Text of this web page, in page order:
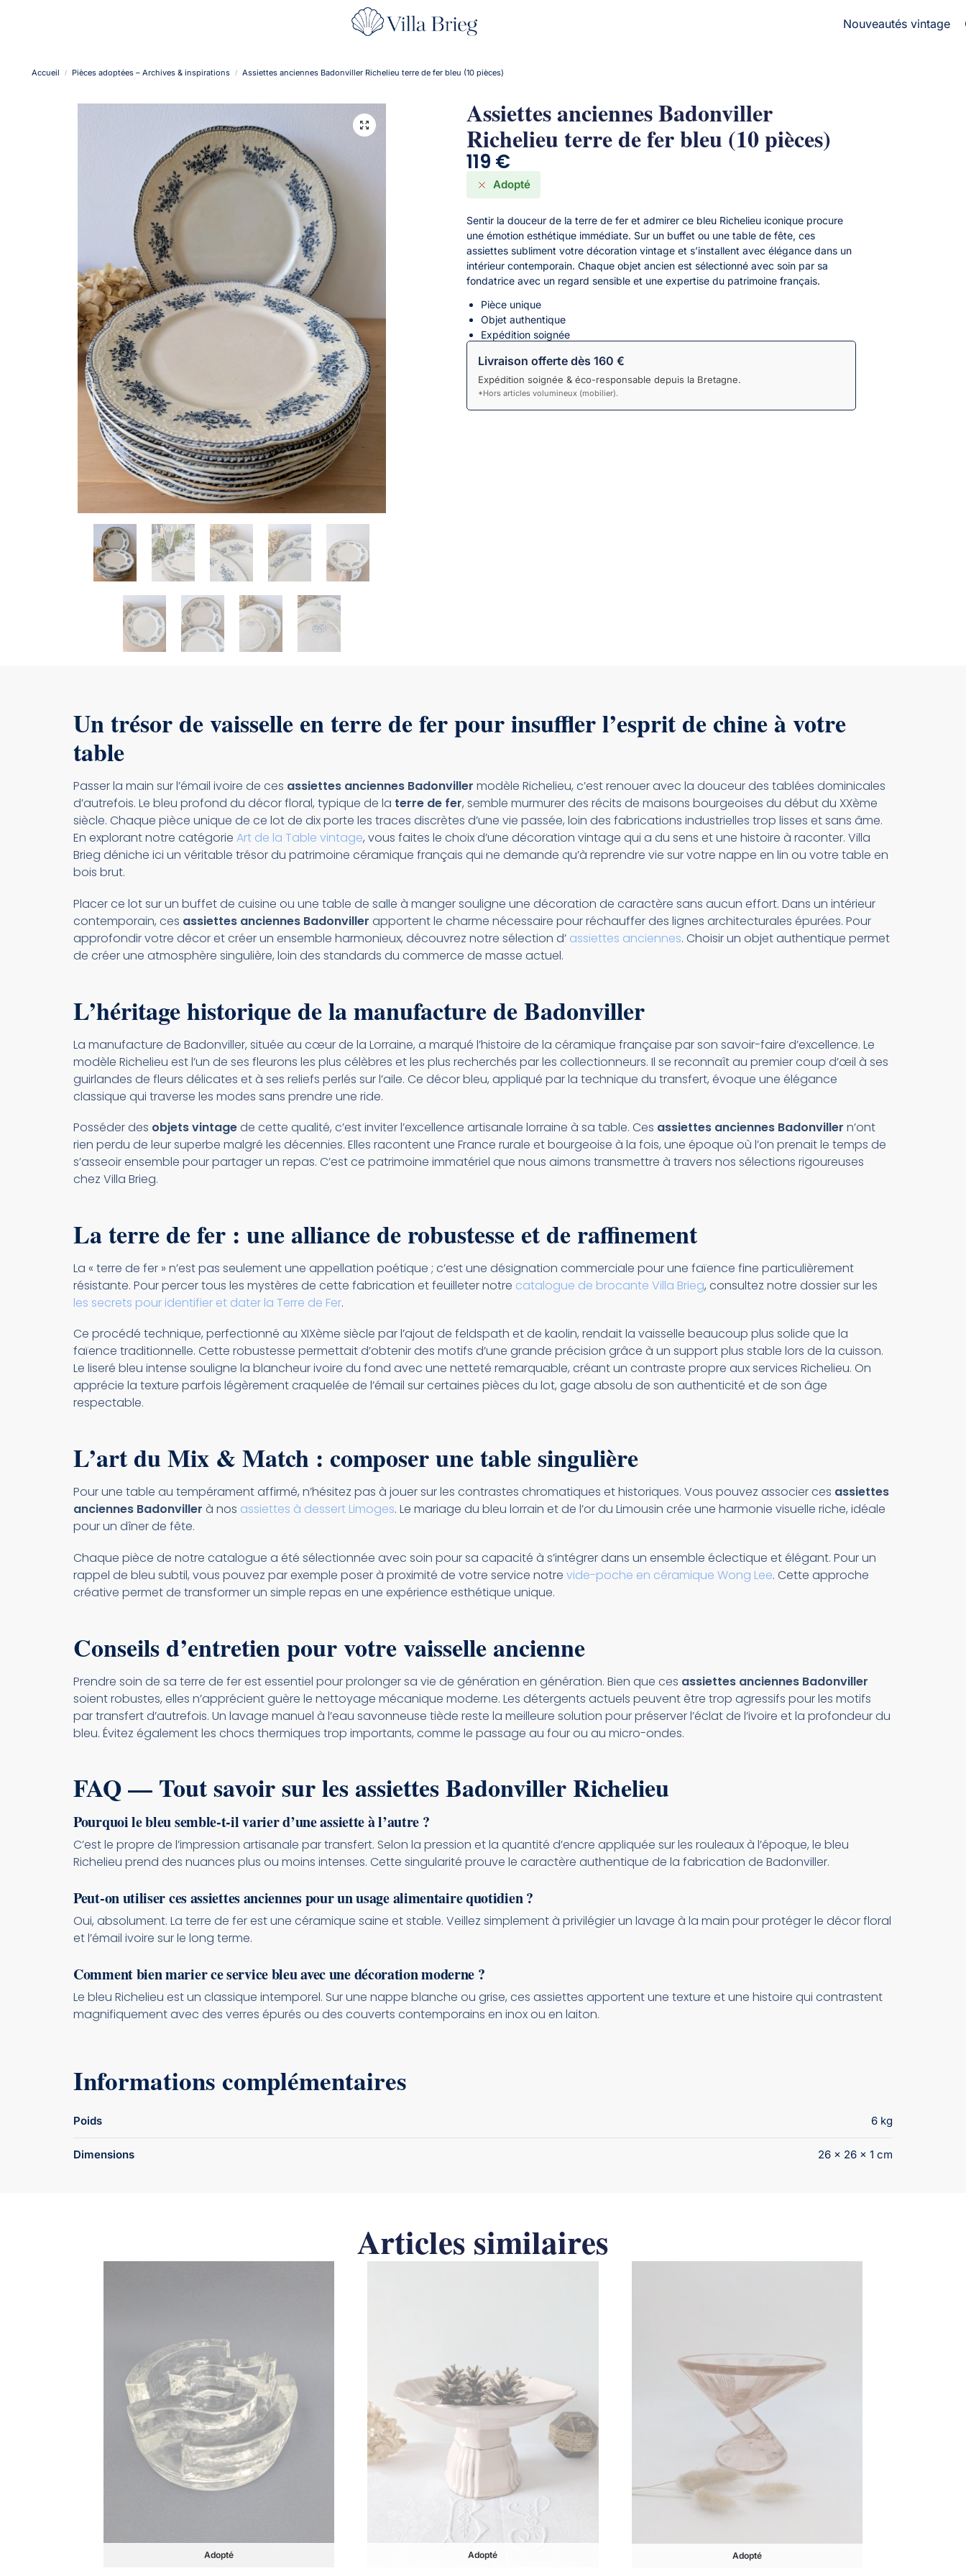
Nouveautés vintage
Accueil / Pièces adoptées – Archives & inspirations / Assiettes anciennes Badonviller Richelieu terre de fer bleu (10 pièces)
Assiettes anciennes Badonviller
Richelieu terre de fer bleu (10 pièces)
119 €
Adopté
Sentir la douceur de la terre de fer et admirer ce bleu Richelieu iconique procure
une émotion esthétique immédiate. Sur un buffet ou une table de fête, ces
assiettes subliment votre décoration vintage et s’installent avec élégance dans un
intérieur contemporain. Chaque objet ancien est sélectionné avec soin par sa
fondatrice avec un regard sensible et une expertise du patrimoine français.
Pièce unique
Objet authentique
Expédition soignée
Livraison offerte dès 160 €
Expédition soignée & éco-responsable depuis la Bretagne.
*Hors articles volumineux (mobilier).
Un trésor de vaisselle en terre de fer pour insuffler l’esprit de chine à votre
table
Passer la main sur l’émail ivoire de ces assiettes anciennes Badonviller modèle Richelieu, c’est renouer avec la douceur des tablées dominicales
d’autrefois. Le bleu profond du décor floral, typique de la terre de fer, semble murmurer des récits de maisons bourgeoises du début du XXème
siècle. Chaque pièce unique de ce lot de dix porte les traces discrètes d’une vie passée, loin des fabrications industrielles trop lisses et sans âme.
En explorant notre catégorie Art de la Table vintage, vous faites le choix d’une décoration vintage qui a du sens et une histoire à raconter. Villa
Brieg déniche ici un véritable trésor du patrimoine céramique français qui ne demande qu’à reprendre vie sur votre nappe en lin ou votre table en
bois brut.
Placer ce lot sur un buffet de cuisine ou une table de salle à manger souligne une décoration de caractère sans aucun effort. Dans un intérieur
contemporain, ces assiettes anciennes Badonviller apportent le charme nécessaire pour réchauffer des lignes architecturales épurées. Pour
approfondir votre décor et créer un ensemble harmonieux, découvrez notre sélection d’ assiettes anciennes. Choisir un objet authentique permet
de créer une atmosphère singulière, loin des standards du commerce de masse actuel.
L’héritage historique de la manufacture de Badonviller
La manufacture de Badonviller, située au cœur de la Lorraine, a marqué l’histoire de la céramique française par son savoir-faire d’excellence. Le
modèle Richelieu est l’un de ses fleurons les plus célèbres et les plus recherchés par les collectionneurs. Il se reconnaît au premier coup d’œil à ses
guirlandes de fleurs délicates et à ses reliefs perlés sur l’aile. Ce décor bleu, appliqué par la technique du transfert, évoque une élégance
classique qui traverse les modes sans prendre une ride.
Posséder des objets vintagede cette qualité, c’est inviter l’excellence artisanale lorraine à sa table. Ces assiettes anciennes Badonviller n’ont
rien perdu de leur superbe malgré les décennies. Elles racontent une France rurale et bourgeoise à la fois, une époque où l’on prenait le temps de
s’asseoir ensemble pour partager un repas. C’est ce patrimoine immatériel que nous aimons transmettre à travers nos sélections rigoureuses
chez Villa Brieg.
La terre de fer : une alliance de robustesse et de raffinement
La « terre de fer » n’est pas seulement une appellation poétique ; c’est une désignation commerciale pour une faïence fine particulièrement
résistante. Pour percer tous les mystères de cette fabrication et feuilleter notre catalogue de brocante Villa Brieg, consultez notre dossier sur les
les secrets pour identifier et dater la Terre de Fer.
Ce procédé technique, perfectionné au XIXème siècle par l’ajout de feldspath et de kaolin, rendait la vaisselle beaucoup plus solide que la
faïence traditionnelle. Cette robustesse permettait d’obtenir des motifs d’une grande précision grâce à un support plus stable lors de la cuisson.
Le liseré bleu intense souligne la blancheur ivoire du fond avec une netteté remarquable, créant un contraste propre aux services Richelieu. On
apprécie la texture parfois légèrement craquelée de l’émail sur certaines pièces du lot, gage absolu de son authenticité et de son âge
respectable.
L’art du Mix & Match : composer une table singulière
Pour une table au tempérament affirmé, n’hésitez pas à jouer sur les contrastes chromatiques et historiques. Vous pouvez associer ces assiettes
anciennes Badonviller à nos assiettes à dessert Limoges. Le mariage du bleu lorrain et de l’or du Limousin crée une harmonie visuelle riche, idéale
pour un dîner de fête.
Chaque pièce de notre catalogue a été sélectionnée avec soin pour sa capacité à s’intégrer dans un ensemble éclectique et élégant. Pour un
rappel de bleu subtil, vous pouvez par exemple poser à proximité de votre service notre vide-poche en céramique Wong Lee. Cette approche
créative permet de transformer un simple repas en une expérience esthétique unique.
Conseils d’entretien pour votre vaisselle ancienne
Prendre soin de sa terre de fer est essentiel pour prolonger sa vie de génération en génération. Bien que ces assiettes anciennes Badonviller
soient robustes, elles n’apprécient guère le nettoyage mécanique moderne. Les détergents actuels peuvent être trop agressifs pour les motifs
par transfert d’autrefois. Un lavage manuel à l’eau savonneuse tiède reste la meilleure solution pour préserver l’éclat de l’ivoire et la profondeur du
bleu. Évitez également les chocs thermiques trop importants, comme le passage au four ou au micro-ondes.
FAQ — Tout savoir sur les assiettes Badonviller Richelieu
Pourquoi le bleu semble-t-il varier d’une assiette à l’autre ?
C’est le propre de l’impression artisanale par transfert. Selon la pression et la quantité d’encre appliquée sur les rouleaux à l’époque, le bleu
Richelieu prend des nuances plus ou moins intenses. Cette singularité prouve le caractère authentique de la fabrication de Badonviller.
Peut-on utiliser ces assiettes anciennes pour un usage alimentaire quotidien ?
Oui, absolument. La terre de fer est une céramique saine et stable. Veillez simplement à privilégier un lavage à la main pour protéger le décor floral
et l’émail ivoire sur le long terme.
Comment bien marier ce service bleu avec une décoration moderne ?
Le bleu Richelieu est un classique intemporel. Sur une nappe blanche ou grise, ces assiettes apportent une texture et une histoire qui contrastent
magnifiquement avec des verres épurés ou des couverts contemporains en inox ou en laiton.
Informations complémentaires
Poids 6 kg
Dimensions 26 × 26 × 1 cm
Articles similaires
Adopté Adopté Adopté